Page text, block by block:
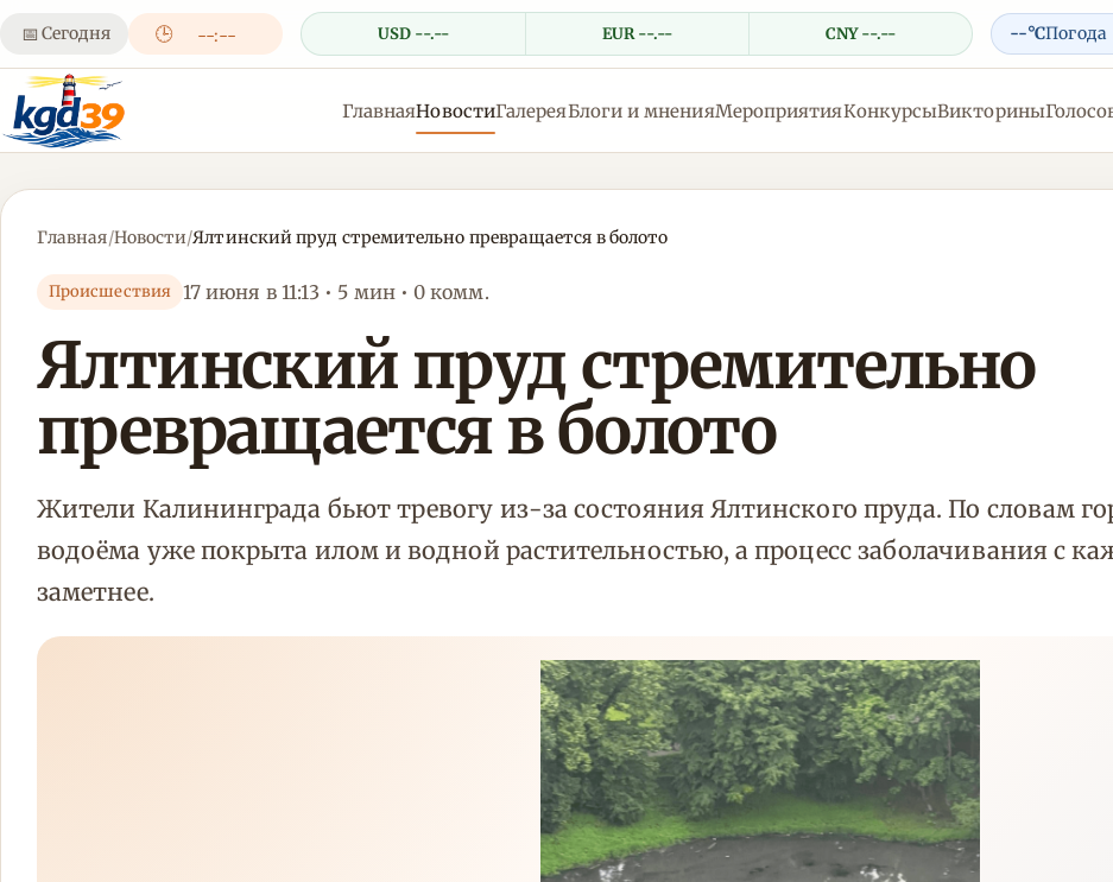
📅 Сегодня 🕒 --:-- USD --.-- EUR --.-- CNY --.-- --°CПогода
ГлавнаяНовостиГалереяБлоги и мненияМероприятияКонкурсыВикторины
Главная/Новости/Ялтинский пруд стремительно превращается в болото
Происшествия 17 июня в 11:13 • 5 мин • 0 комм.
Ялтинский пруд стремительно
превращается в болото
Жители Калининграда бьют тревогу из-за состояния Ялтинского пруда. По словам
водоёма уже покрыта илом и водной растительностью, а процесс заболачивания с
заметнее.